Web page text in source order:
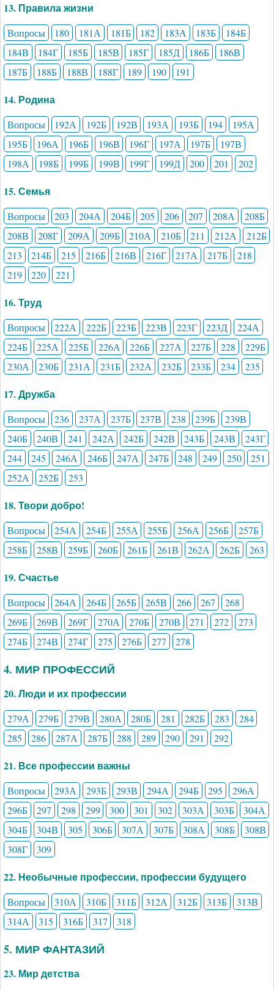
13. Правила жизни
Вопросы 180 181А 181Б 182 183А 183Б
184Б
184В
184Г 185Б 185В 185Г 185Д 186Б
186В
187Б
188Б 188В 188Г 189 190 191
14. Родина
Вопросы 192А 192Б 192В 193А 193Б 194
195А
195Б
196А 196Б 196В 196Г 197А 197Б
197В
198А
198Б 199Б 199В 199Г 199Д 200 201 202
15. Семья
Вопросы 203 204А 204Б 205 206 207 208А
208Б
208В
208Г 209А 209Б 210А 210Б 211 212А
212Б
213
214Б 215 216Б 216В 216Г 217А 217Б
218
219
220 221
16. Труд
Вопросы 222А 222Б 223Б 223В 223Г 223Д
224А
224Б
225А 225Б 226А 226Б 227А 227Б 228
229Б
230А
230Б 231А 231Б 232А 232Б 233Б 234 235
17. Дружба
Вопросы 236 237А 237Б 237В 238 239Б
239В
240Б
240В 241 242А 242Б 242В 243Б 243В
243Г
244
245 246А 246Б 247А 247Б 248 249 250
251
252А
252Б 253
18. Твори добро!
Вопросы 254А 254Б 255А 255Б 256А 256Б
257Б
258Б
258В 259Б 260Б 261Б 261В 262А 262Б 263
19. Счастье
Вопросы 264А 264Б 265Б 265В 266 267
268
269Б
269В 269Г 270А 270Б 270В 271 272
273
274Б
274В 274Г 275 276Б 277 278
4. МИР ПРОФЕССИЙ
20. Люди и их профессии
279А 279Б 279В 280А 280Б 281 282Б 283
284
285
286 287А 287Б 288 289 290 291 292
21. Все профессии важны
Вопросы 293А 293Б 293В 294А 294Б 295
296А
296Б
297 298 299 300 301 302 303А 303Б
304А
304Б
304В 305 306Б 307А 307Б 308А 308Б
308В
308Г
309
22. Необычные профессии, профессии будущего
Вопросы 310А 310Б 311Б 312А 312Б 313Б
313В
314А
315 316Б 317 318
5. МИР ФАНТАЗИЙ
23. Мир детства